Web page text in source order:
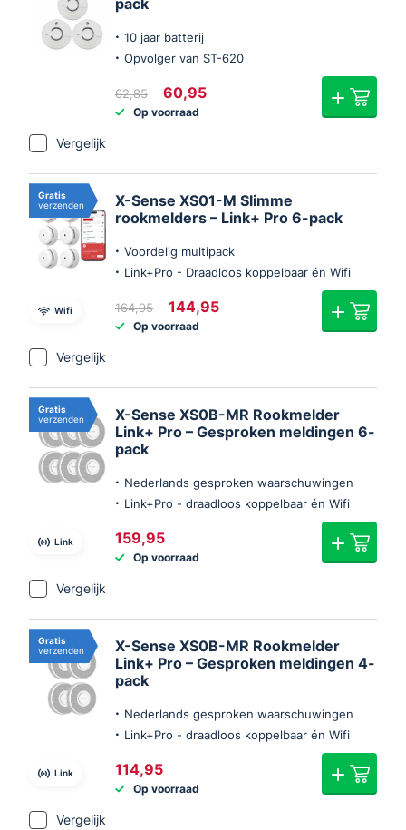
pack
10 jaar batterij
Opvolger van ST-620
62,85
Oorspronkelijke
prijs
was:
60,95
Op voorraad
Vergelijk
Wifi
Gratis
verzenden
X-Sense XS01-M Slimme
rookmelders – Link+ Pro 6-pack
Voordelig multipack
Link+Pro - Draadloos koppelbaar én Wifi
164,95
Oorspronkelijke
prijs
was:
144,95
Op voorraad
Vergelijk
Link
Gratis
verzenden
X-Sense XS0B-MR Rookmelder
Link+ Pro – Gesproken meldingen 6-
pack
Nederlands gesproken waarschuwingen
Link+Pro - draadloos koppelbaar én Wifi
159,95
Op voorraad
Vergelijk
Link
Gratis
verzenden
X-Sense XS0B-MR Rookmelder
Link+ Pro – Gesproken meldingen 4-
pack
Nederlands gesproken waarschuwingen
Link+Pro - draadloos koppelbaar én Wifi
114,95
Op voorraad
Vergelijk